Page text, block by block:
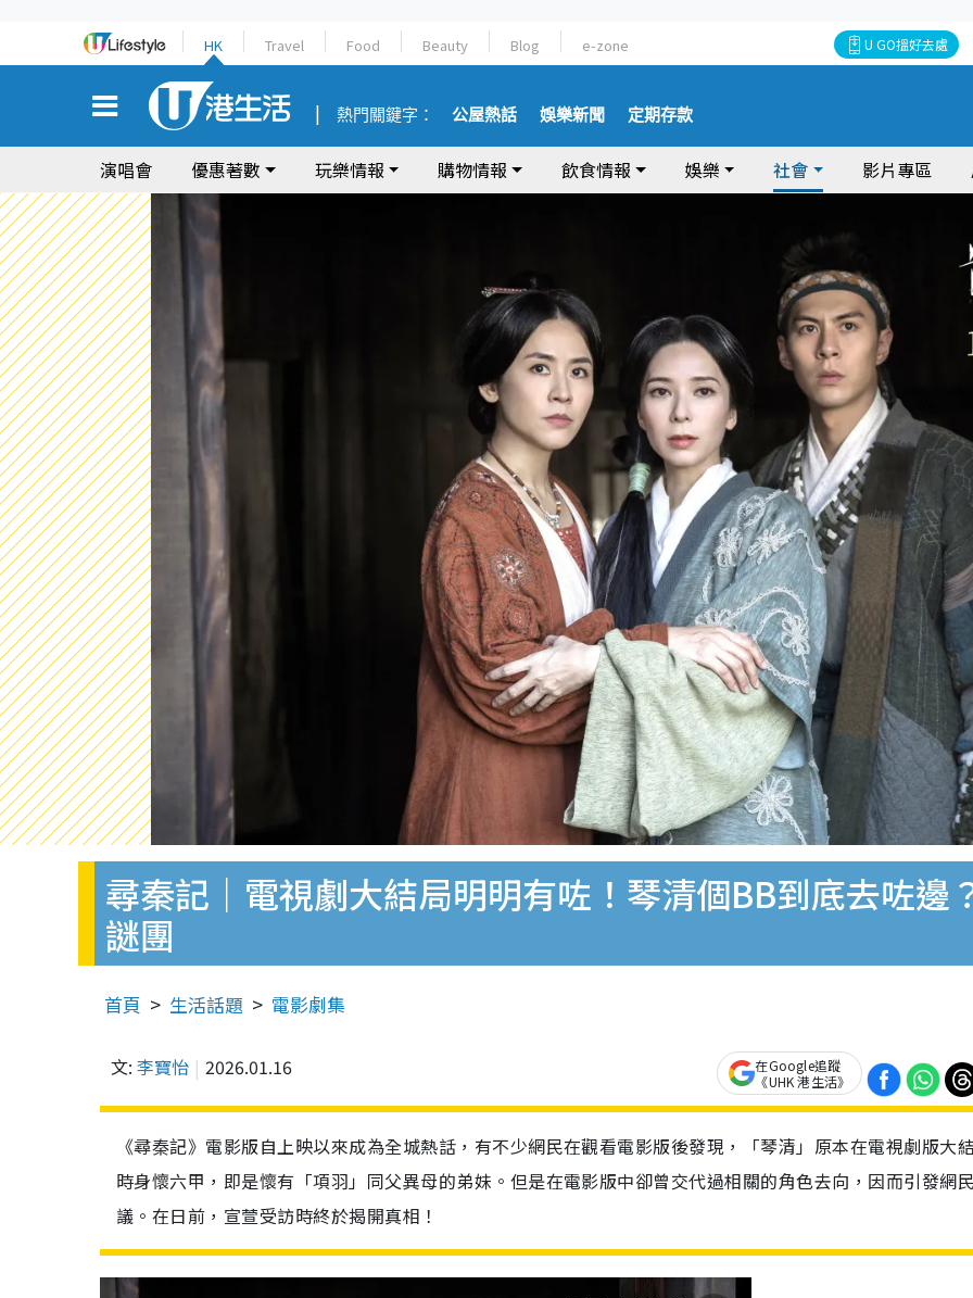
HK Travel Food Beauty Blog e-zone U GO搵好去處
熱門關鍵字： 公屋熱話 娛樂新聞 定期存款
演唱會 優惠著數 玩樂情報 購物情報 飲食情報 娛樂 社會 影片專區
尋秦記｜電視劇大結局明明有咗！琴清個BB到底去咗邊
謎團
首頁 生活話題 電影劇集
文: 李寶怡 2026.01.16
在Google追蹤
《UHK 港生活》
《尋秦記》電影版自上映以來成為全城熱話，有不少網民在觀看電影版後發現，「琴清」原本在電視劇版大
時身懷六甲，即是懷有「項羽」同父異母的弟妹。但是在電影版中卻曾交代過相關的角色去向，因而引發網
議。在日前，宣萱受訪時終於揭開真相！